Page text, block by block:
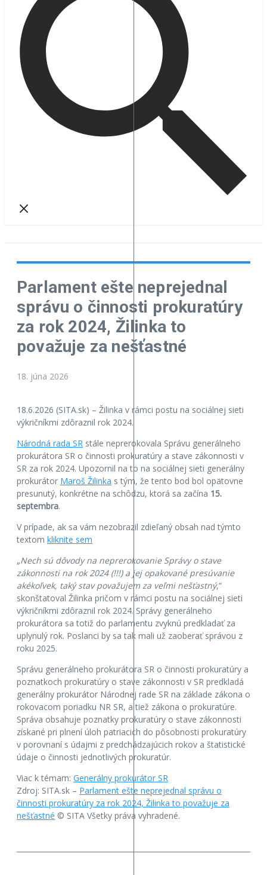
Parlament ešte neprejednal
správu o činnosti prokuratúry
za rok 2024, Žilinka to
považuje za nešťastné
18. júna 2026
18.6.2026 (SITA.sk) – Žilinka v rámci postu na sociálnej sieti
výkričníkmi zdôraznil rok 2024.
Národná rada SR stále neprerokovala Správu generálneho
prokurátora SR o činnosti prokuratúry a stave zákonnosti v
SR za rok 2024. Upozornil na to na sociálnej sieti generálny
prokurátor Maroš Žilinka s tým, že tento bod bol opätovne
presunutý, konkrétne na schôdzu, ktorá sa začína 15.
septembra.
V prípade, ak sa vám nezobrazil zdieľaný obsah nad týmto
textom kliknite sem
„Nech sú dôvody na neprerokovanie Správy o stave
zákonnosti na rok 2024 (!!!) a jej opakované presúvanie
akékoľvek, taký stav považujem za veľmi nešťastný,“
skonštatoval Žilinka pričom v rámci postu na sociálnej sieti
výkričníkmi zdôraznil rok 2024. Správy generálneho
prokurátora sa totiž do parlamentu zvyknú predkladať za
uplynulý rok. Poslanci by sa tak mali už zaoberať správou z
roku 2025.
Správu generálneho prokurátora SR o činnosti prokuratúry a
poznatkoch prokuratúry o stave zákonnosti v SR predkladá
generálny prokurátor Národnej rade SR na základe zákona o
rokovacom poriadku NR SR, a tiež zákona o prokuratúre.
Správa obsahuje poznatky prokuratúry o stave zákonnosti
získané pri plnení úloh patriacich do pôsobnosti prokuratúry
v porovnaní s údajmi z predchádzajúcich rokov a štatistické
údaje o činnosti jednotlivých prokuratúr.
Viac k témam: Generálny prokurátor SR
Zdroj: SITA.sk – Parlament ešte neprejednal správu o
činnosti prokuratúry za rok 2024, Žilinka to považuje za
nešťastné © SITA Všetky práva vyhradené.